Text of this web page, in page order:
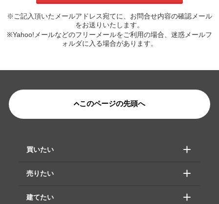
※ご記入頂いたメールアドレス宛てに、お問合せ内容の確認メール
をお送りいたします。
※Yahoo!メールなどのフリーメールをご利用の場合、迷惑メールフ
ォルダに入る場合があります。
このページの先頭へ
買いたい
売りたい
建てたい